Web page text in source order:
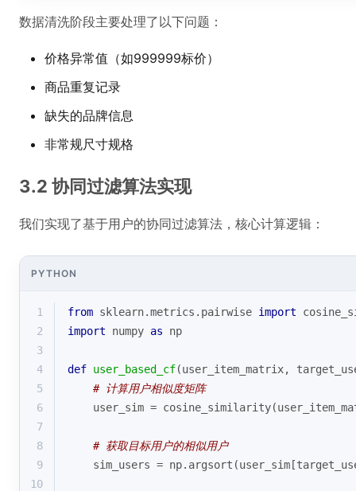
数据清洗阶段主要处理了以下问题：
价格异常值（如999999标价）
商品重复记录
缺失的品牌信息
非常规尺寸规格
3.2 协同过滤算法实现
我们实现了基于用户的协同过滤算法，核心计算逻辑：
PYTHON
1 from sklearn.metrics.pairwise import
2
import numpy as np
3
4
def user_based_cf(user_item_matrix,
5
# 计算用户相似度矩阵
6
user_sim =
7
8
# 获取目标用户的相似用户
9
sim_users =
10